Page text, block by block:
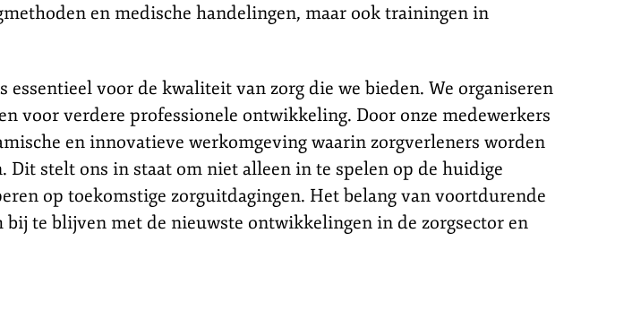
en medische handelingen, maar ook trainingen in
voor de kwaliteit van zorg die we bieden. We organiseren
voor verdere professionele ontwikkeling. Door onze medewerkers
en innovatieve werkomgeving waarin zorgverleners worden
stelt ons in staat om niet alleen in te spelen op de huidige
op toekomstige zorguitdagingen. Het belang van voortdurende
te blijven met de nieuwste ontwikkelingen in de zorgsector en